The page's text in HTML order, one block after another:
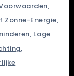
,
Zonne-Energie,
, Lage
,